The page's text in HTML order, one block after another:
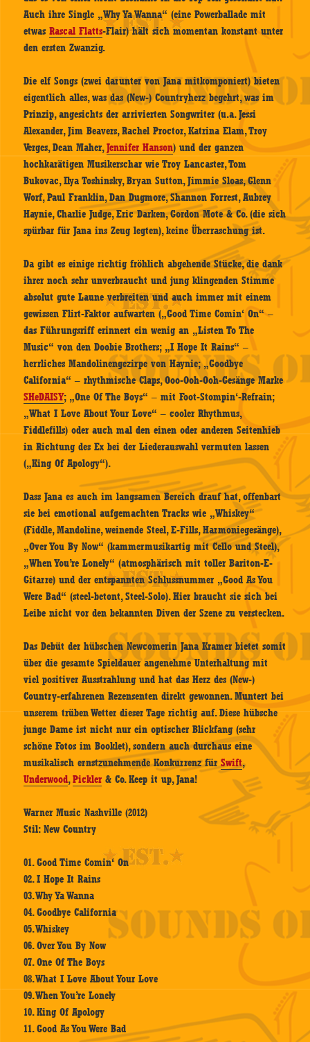
Auch ihre Single „Why Ya Wanna“ (eine Powerballade mit
etwasRascal Flatts-Flair) hält sich momentan konstant unter
den ersten Zwanzig.
Die elf Songs (zwei darunter von Jana mitkomponiert) bieten
eigentlich alles, was das (New-) Countryherz begehrt, was im
Prinzip, angesichts der arrivierten Songwriter (u.a. Jessi
Alexander, Jim Beavers, Rachel Proctor, Katrina Elam, Troy
Verges, Dean Maher,Jennifer Hanson) und der ganzen
hochkarätigen Musikerschar wie Troy Lancaster, Tom
Bukovac, Ilya Toshinsky, Bryan Sutton, Jimmie Sloas, Glenn
Worf, Paul Franklin, Dan Dugmore, Shannon Forrest, Aubrey
Haynie, Charlie Judge, Eric Darken, Gordon Mote & Co. (die sich
spürbar für Jana ins Zeug legten), keine Überraschung ist.
Da gibt es einige richtig fröhlich abgehende Stücke, die dank
ihrer noch sehr unverbraucht und jung klingenden Stimme
absolut gute Laune verbreiten und auch immer mit einem
gewissen Flirt-Faktor aufwarten („Good Time Comin‘ On“ –
das Führungsriff erinnert ein wenig an „Listen To The
Music“ von den Doobie Brothers; „I Hope It Rains“ –
herrliches Mandolinengezirpe von Haynie; „Goodbye
California“ – rhythmische Claps, Ooo-Ooh-Ooh-Gesänge Marke
SHeDAISY; „One Of The Boys“ – mit Foot-Stompin‘-Refrain;
„What I Love About Your Love“ – cooler Rhythmus,
Fiddlefills) oder auch mal den einen oder anderen Seitenhieb
in Richtung des Ex bei der Liederauswahl vermuten lassen
(„King Of Apology“).
Dass Jana es auch im langsamen Bereich drauf hat, offenbart
sie bei emotional aufgemachten Tracks wie „Whiskey“
(Fiddle, Mandoline, weinende Steel, E-Fills, Harmoniegesänge),
„Over You By Now“ (kammermusikartig mit Cello und Steel),
„When You’re Lonely“ (atmosphärisch mit toller Bariton-E-
Gitarre) und der entspannten Schlussnummer „Good As You
Were Bad“ (steel-betont, Steel-Solo). Hier braucht sie sich bei
Leibe nicht vor den bekannten Diven der Szene zu verstecken.
Das Debüt der hübschen Newcomerin Jana Kramer bietet somit
über die gesamte Spieldauer angenehme Unterhaltung mit
viel positiver Ausstrahlung und hat das Herz des (New-)
Country-erfahrenen Rezensenten direkt gewonnen. Muntert bei
unserem trüben Wetter dieser Tage richtig auf. Diese hübsche
junge Dame ist nicht nur ein optischer Blickfang (sehr
schöne Fotos im Booklet), sondern auch durchaus eine
musikalisch ernstzunehmende Konkurrenz fürSwift,
Underwood,Pickler & Co. Keep it up, Jana!
Warner Music Nashville (2012)
Stil: New Country
01. Good Time Comin‘ On
02. I Hope It Rains
03. Why Ya Wanna
04. Goodbye California
05. Whiskey
06. Over You By Now
07. One Of The Boys
08. What I Love About Your Love
09. When You’re Lonely
10. King Of Apology
11. Good As You Were Bad